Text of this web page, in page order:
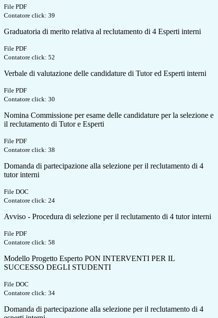
File PDF
Contatore click: 39
Graduatoria di merito relativa al reclutamento di 4 Esperti interni
File PDF
Contatore click: 52
Verbale di valutazione delle candidature di Tutor ed Esperti interni
File PDF
Contatore click: 30
Nomina Commissione per esame delle candidature per la selezione e
il reclutamento di Tutor e Esperti
File PDF
Contatore click: 38
Domanda di partecipazione alla selezione per il reclutamento di 4
tutor interni
File DOC
Contatore click: 24
Avviso - Procedura di selezione per il reclutamento di 4 tutor interni
File PDF
Contatore click: 58
Modello Progetto Esperto PON INTERVENTI PER IL
SUCCESSO DEGLI STUDENTI
File DOC
Contatore click: 34
Domanda di partecipazione alla selezione per il reclutamento di 4